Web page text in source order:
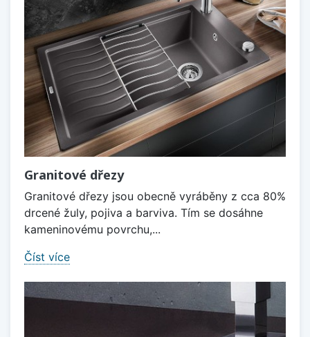
Granitové dřezy
Granitové dřezy jsou obecně vyráběny z cca 80%
drcené žuly, pojiva a barviva. Tím se dosáhne
kameninovému povrchu,...
Číst více